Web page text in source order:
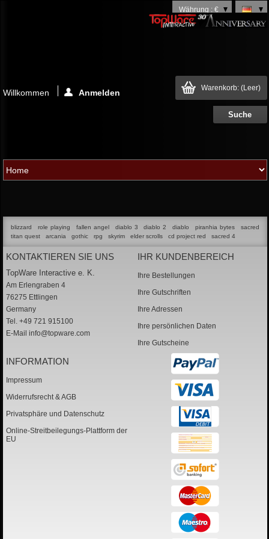
Währung : €
Warenkorb: (Leer)
Willkommen Anmelden
blizzard role playing fallen angel diablo 3 diablo 2 diablo piranhia bytes
sacred
titan quest
arcania gothic rpg skyrim elder scrolls cd project red sacred 4
KONTAKTIEREN SIE UNS
TopWare Interactive e. K.
Am Erlengraben 4
76275 Ettlingen
Germany
Tel. +49 721 915100
E-Mail info@topware.com
IHR KUNDENBEREICH
Ihre Bestellungen
Ihre Gutschriften
Ihre Adressen
Ihre persönlichen Daten
Ihre Gutscheine
INFORMATION
Impressum
Widerrufsrecht & AGB
Privatsphäre und Datenschutz
Online-Streitbeilegungs-Plattform der
EU